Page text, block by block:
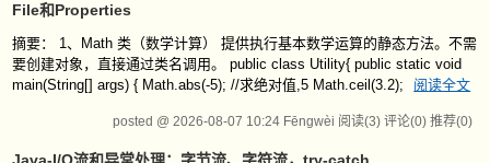
File和Properties
摘要： 1、Math 类（数学计算） 提供执行基本数学运算的静态方法。不需
要创建对象，直接通过类名调用。 public class Utility{ public static void
main(String[] args) { Math.abs(-5); //求绝对值,5 Math.ceil(3.2);
阅读全文
posted @ 2026-08-07 10:24 Fēngwèi 阅读(3) 评论(0) 推荐(0)